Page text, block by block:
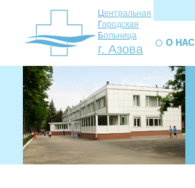
Центральная
Городская
Больница
г. Азова О НАС